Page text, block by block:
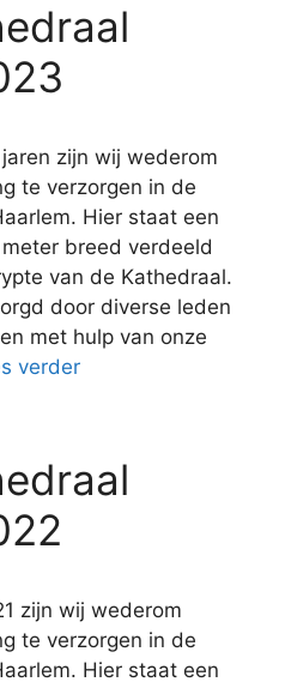
zijn wij wederom
te verzorgen in de
Hier staat een
breed verdeeld
van de Kathedraal.
door diverse leden
met hulp van onze
verder
zijn wij wederom
te verzorgen in de
Hier staat een